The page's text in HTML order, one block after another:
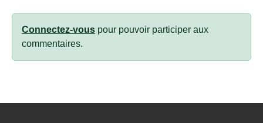
Connectez-vous pour pouvoir participer aux
commentaires.